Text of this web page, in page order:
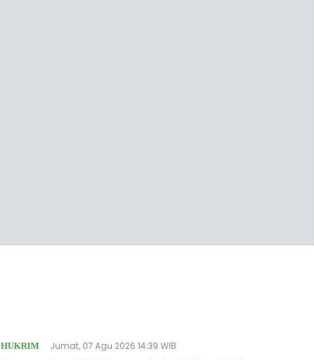
HUKRIM Jumat, 07 Agu 2026 14:39 WIB